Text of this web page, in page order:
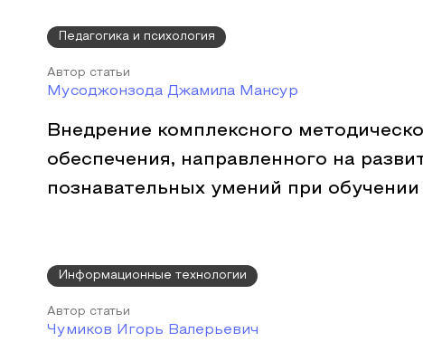
Педагогика и психология
Автор статьи
Мусоджонзода Джамила Мансур
Внедрение комплексного
обеспечения, направленного на
познавательных умений при
Информационные технологии
Автор статьи
Чумиков Игорь Валерьевич